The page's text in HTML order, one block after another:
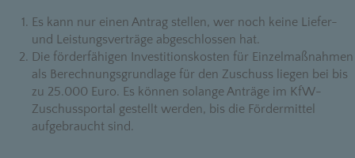
Es kann nur einen Antrag stellen, wer noch keine Liefer-
und Leistungsverträge abgeschlossen hat.
Die förderfähigen Investitionskosten für Einzelmaßnahmen
als Berechnungsgrundlage für den Zuschuss liegen bei bis
zu 25.000 Euro. Es können solange Anträge im KfW-
Zuschussportal gestellt werden, bis die Fördermittel
aufgebraucht sind.